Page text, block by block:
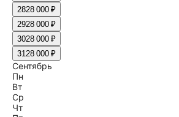
2828 000 ₽
2928 000 ₽
3028 000 ₽
3128 000 ₽
Сентябрь
Пн
Вт
Ср
Чт